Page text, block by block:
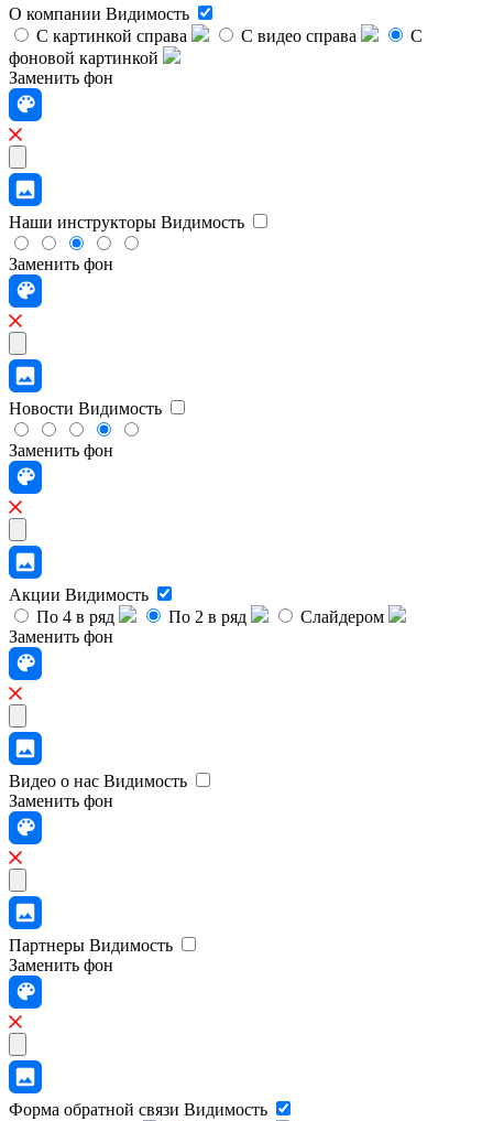
О компании Видимость
С картинкой справа
С видео справа
С
фоновой картинкой
Заменить фон
Наши инструкторы Видимость
Заменить фон
Новости Видимость
Заменить фон
Акции Видимость
По 4 в ряд
По 2 в ряд
Слайдером
Заменить фон
Видео о нас Видимость
Заменить фон
Партнеры Видимость
Заменить фон
Форма обратной связи Видимость